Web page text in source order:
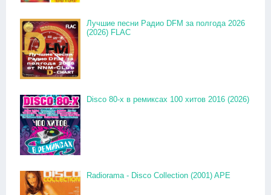
Лучшие песни Радио DFM за полгода 2026
(2026) FLAC
Disco 80-x в ремиксах 100 хитов 2016 (2026)
Radiorama - Disco Collection (2001) APE